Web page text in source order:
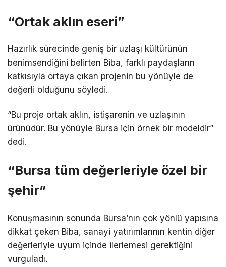
“Ortak aklın eseri”
Hazırlık sürecinde geniş bir uzlaşı kültürünün
benimsendiğini belirten Biba, farklı paydaşların
katkısıyla ortaya çıkan projenin bu yönüyle de
değerli olduğunu söyledi.
“Bu proje ortak aklın, istişarenin ve uzlaşının
ürünüdür. Bu yönüyle Bursa için örnek bir modeldir”
dedi.
“Bursa tüm değerleriyle özel bir
şehir”
Konuşmasının sonunda Bursa’nın çok yönlü yapısına
dikkat çeken Biba, sanayi yatırımlarının kentin diğer
değerleriyle uyum içinde ilerlemesi gerektiğini
vurguladı.